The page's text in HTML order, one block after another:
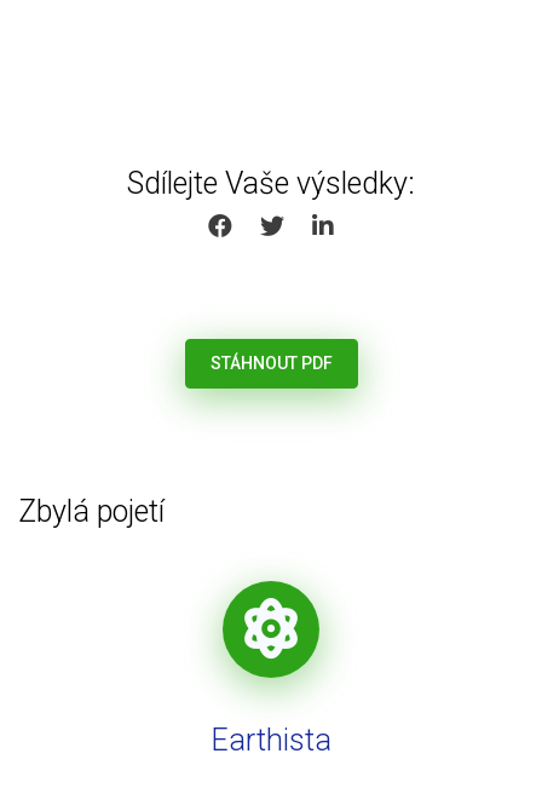
Sdílejte Vaše výsledky:
SHARE ON FACEBOOK
SHARE ON TWITTER
SHARE ON LINKEDIN
STÁHNOUT PDF
Zbylá pojetí
Earthista